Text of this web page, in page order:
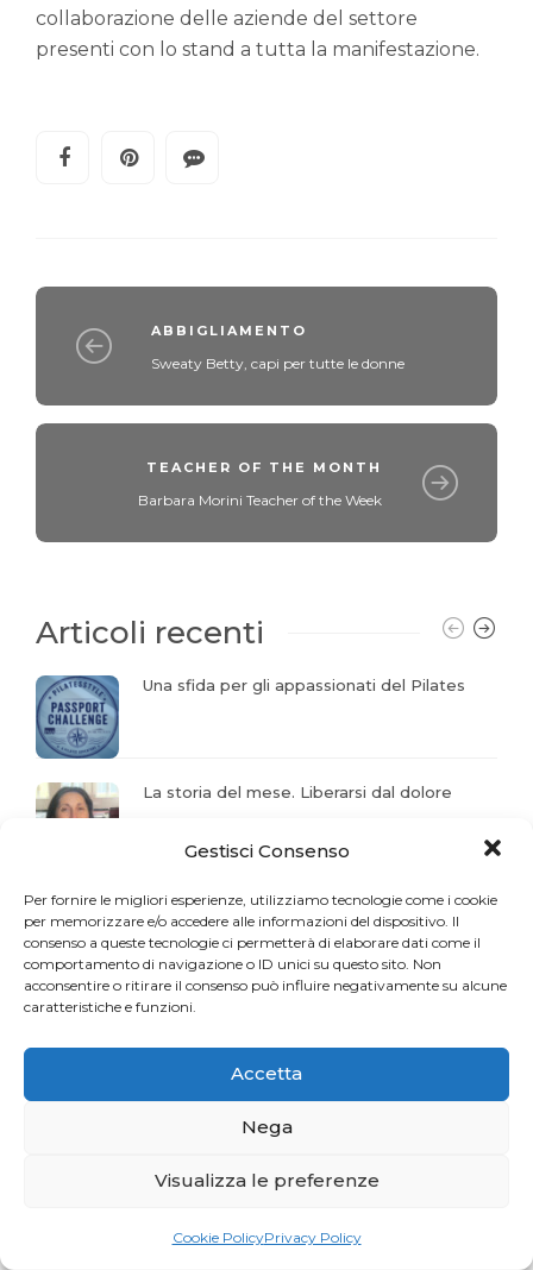
Gestisci Consenso
Per fornire le migliori esperienze, utilizziamo tecnologie come i cookie
per memorizzare e/o accedere alle informazioni del dispositivo. Il
consenso a queste tecnologie ci permetterà di elaborare dati come il
comportamento di navigazione o ID unici su questo sito. Non
acconsentire o ritirare il consenso può influire negativamente su alcune
caratteristiche e funzioni.
Accetta
Nega
Visualizza le preferenze
Cookie PolicyPrivacy Policy
collaborazione delle aziende del settore
presenti con lo stand a tutta la manifestazione.
ABBIGLIAMENTO
Sweaty Betty, capi per tutte le donne
TEACHER OF THE MONTH
Barbara Morini Teacher of the Week
Articoli recenti
Una sfida per gli appassionati del Pilates
La storia del mese. Liberarsi dal dolore
Profumo di Hundred
Gaia Faggiani Teacher of the Month